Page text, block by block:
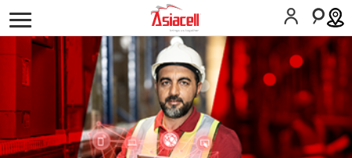
أفراد أعمالي لمحة عن الشركة وظائف المدونات
موبايل
حلول الأعمال